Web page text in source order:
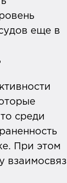
еще в
среди
При этом